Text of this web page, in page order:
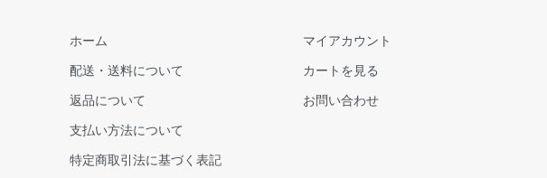
ホーム
配送・送料について
返品について
支払い方法について
特定商取引法に基づく表記
マイアカウント
カートを見る
お問い合わせ